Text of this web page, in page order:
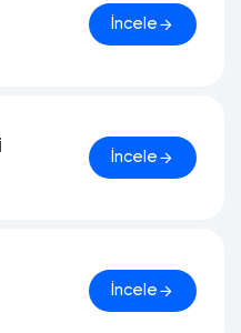
İncele
İncele
İncele